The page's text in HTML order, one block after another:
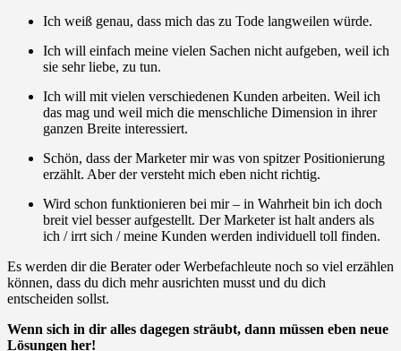
Ich weiß genau, dass mich das zu Tode langweilen würde.
Ich will einfach meine vielen Sachen nicht aufgeben, weil ich
sie sehr liebe, zu tun.
Ich will mit vielen verschiedenen Kunden arbeiten. Weil ich
das mag und weil mich die menschliche Dimension in ihrer
ganzen Breite interessiert.
Schön, dass der Marketer mir was von spitzer Positionierung
erzählt. Aber der versteht mich eben nicht richtig.
Wird schon funktionieren bei mir – in Wahrheit bin ich doch
breit viel besser aufgestellt. Der Marketer ist halt anders als
ich / irrt sich / meine Kunden werden individuell toll finden.
Es werden dir die Berater oder Werbefachleute noch so viel erzählen
können, dass du dich mehr ausrichten musst und du dich
entscheiden sollst.
Wenn sich in dir alles dagegen sträubt, dann müssen eben neue
Lösungen her!